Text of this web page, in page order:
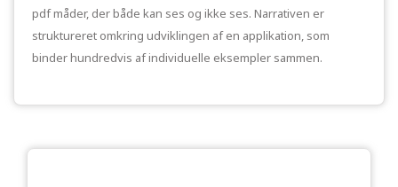
pdf måder, der både kan ses og ikke ses. Narrativen er
struktureret omkring udviklingen af en applikation, som
binder hundredvis af individuelle eksempler sammen.